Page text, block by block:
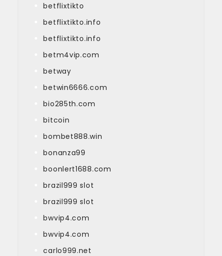
betflixtikto
betflixtikto.info
betflixtikto.info
betm4vip.com
betway
betwin6666.com
bio285th.com
bitcoin
bombet888.win
bonanza99
boonlert1688.com
brazil999 slot
brazil999 slot
bwvip4.com
bwvip4.com
carlo999.net